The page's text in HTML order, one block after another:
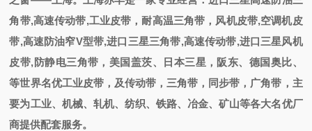
角带,高速传动带,工业皮带，耐高温三角带，风机皮带,空调机皮
带,高速防油窄V型带,进口三星三角带,高速传动带,进口三星风机
皮带,防静电三角带 ， 美国盖茨、日本三星，阪东、德国奥比、
等世界名优工业皮带， 及传动带，三角带，同步带， 广角带 ，主
要为工业、机械、轧机、纺织、铁路、冶金、矿山等各大名优厂
商提供配套服务。